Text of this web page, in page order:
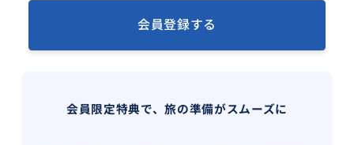
会員登録する
会員限定特典で、旅の準備がスムーズに